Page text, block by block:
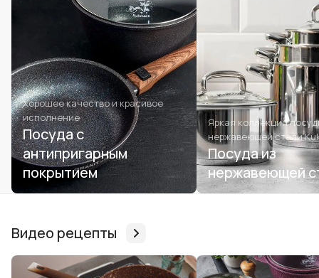
Хорошее качество и красивое
исполнение
Посуда с
антипригарным
покрытием
Яркая коллекция
нержавеющей стали
Посуда из
нержавеющей
Видео рецепты